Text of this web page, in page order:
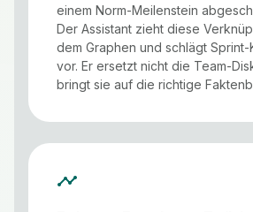
einem Norm-Meilenstein
Der Assistant zieht diese
dem Graphen und schlägt Sprint-
vor. Er ersetzt nicht die Team-
bringt sie auf die richtige
timeline